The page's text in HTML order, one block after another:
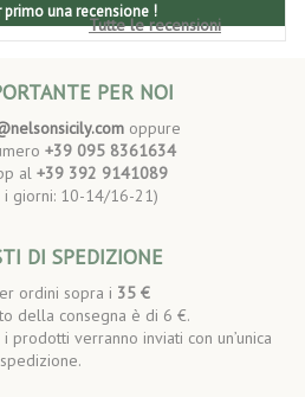
Tutte le recensioni
primo una recensione !
PER NOI
oppure
+39 095 8361634
al +39 392 9141089
i giorni: 10-14/16-21)
DI SPEDIZIONE
ordini sopra i 35 €
della consegna è di 6 €.
prodotti verranno inviati con un’unica
spedizione.